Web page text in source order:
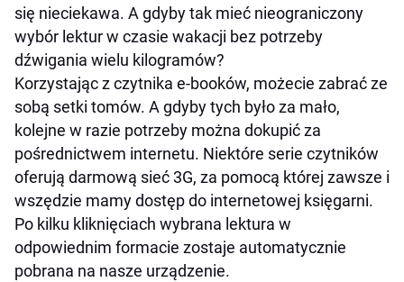
się nieciekawa. A gdyby tak mieć nieograniczony
wybór lektur w czasie wakacji bez potrzeby
dźwigania wielu kilogramów?
Korzystając z czytnika e-booków, możecie zabrać ze
sobą setki tomów. A gdyby tych było za mało,
kolejne w razie potrzeby można dokupić za
pośrednictwem internetu. Niektóre serie czytników
oferują darmową sieć 3G, za pomocą której zawsze i
wszędzie mamy dostęp do internetowej księgarni.
Po kilku kliknięciach wybrana lektura w
odpowiednim formacie zostaje automatycznie
pobrana na nasze urządzenie.